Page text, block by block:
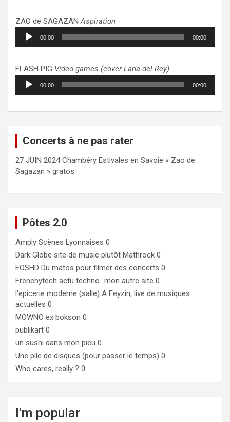
ZAO de SAGAZANAspiration
Lecteur
audio
00:00 00:00
FLASH PIG Video games (cover Lana del Rey)
Lecteur
audio
00:00 00:00
Concerts à ne pas rater
27 JUIN 2024 Chambéry Estivales en Savoie « Zao de
Sagazan » gratos
Pôtes 2.0
Amply Scènes Lyonnaises 0
Dark Globe site de music plutôt Mathrock 0
EOSHD Du matos pour filmer des concerts 0
Frenchytech actu techno…mon autre site 0
l'epicerie moderne (salle) A Feyzin, live de musiques
actuelles 0
MOWNO ex bokson 0
publikart 0
un sushi dans mon pieu 0
Une pile de disques (pour passer le temps) 0
Who cares, really ? 0
I'm popular